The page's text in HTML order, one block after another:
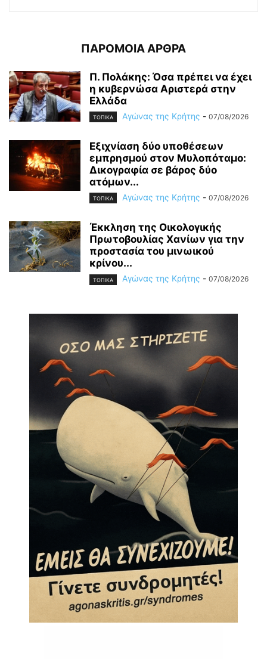
ΠΑΡΟΜΟΙΑ ΑΡΘΡΑ
Π. Πολάκης: Όσα πρέπει να έχει
η κυβερνώσα Αριστερά στην
Ελλάδα
ΤΟΠΙΚΑ Αγώνας της Κρήτης - 07/08/2026
Εξιχνίαση δύο υποθέσεων
εμπρησμού στον Μυλοπόταμο:
Δικογραφία σε βάρος δύο
ατόμων...
ΤΟΠΙΚΑ Αγώνας της Κρήτης - 07/08/2026
Έκκληση της Οικολογικής
Πρωτοβουλίας Χανίων για την
προστασία του μινωικού
κρίνου...
ΤΟΠΙΚΑ Αγώνας της Κρήτης - 07/08/2026